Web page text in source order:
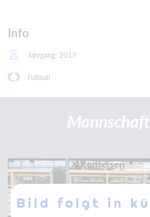
Info
Jahrgang: 2017
Fußball
Mannschaft